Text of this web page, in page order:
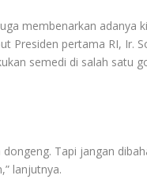
membenarkan adanya
Presiden pertama RI, Ir.
semedi di salah satu
dongeng. Tapi jangan
lanjutnya.